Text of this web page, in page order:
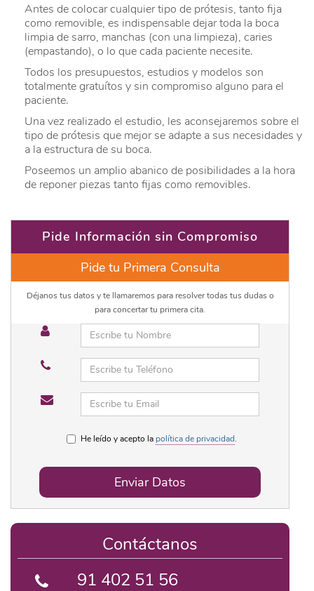
Antes de colocar cualquier tipo de prótesis, tanto fija
como removible, es indispensable dejar toda la boca
limpia de sarro, manchas (con una limpieza), caries
(empastando), o lo que cada paciente necesite.
Todos los presupuestos, estudios y modelos son
totalmente gratuítos y sin compromiso alguno para el
paciente.
Una vez realizado el estudio, les aconsejaremos sobre el
tipo de prótesis que mejor se adapte a sus necesidades y
a la estructura de su boca.
Poseemos un amplio abanico de posibilidades a la hora
de reponer piezas tanto fijas como removibles.
Pide Información sin Compromiso
Pide tu Primera Consulta
Déjanos tus datos y te llamaremos para resolver todas tus dudas o
para concertar tu primera cita.
He leído y acepto la política de privacidad.
Enviar Datos
Contáctanos
91 402 51 56